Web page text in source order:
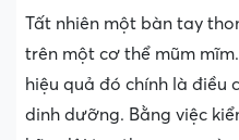
Tất nhiên một bàn tay
trên một cơ thể mũm
hiệu quả đó chính là điều
dinh dưỡng. Bằng việc